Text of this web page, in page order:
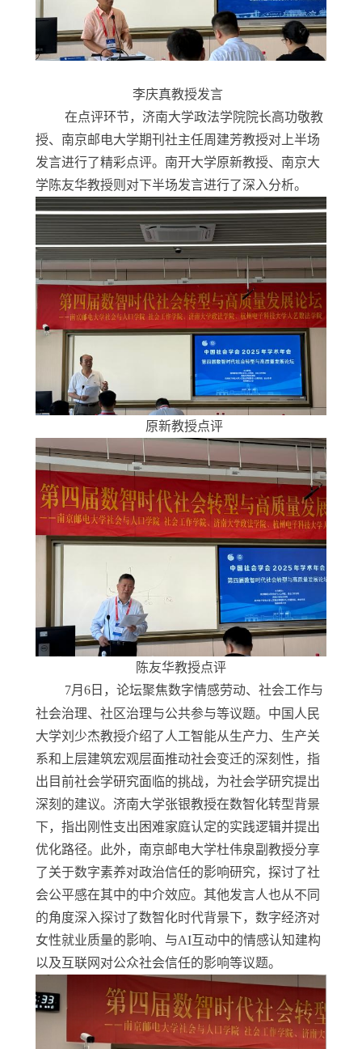
李庆真教授发言
在点评环节，济南大学政法学院院长高功敬教
授、 南京邮电大学期刊社主任周建芳教授对上半场
发言进行了精彩点评。南开大学原新教授、 南京大
学陈友华教授则对下半场发言进行了深入分析。
原新教授点评
陈友华教授点评
7月 6 日，论坛聚焦数字情感劳动、社会工作与
社会治理、社区治理与公共参与等议题。 中国人民
大学刘少杰教授介绍了人工智能从生产力、生产关
系和上层建筑宏观层面推动社会变迁的深刻性，指
出目前社会学研究面临的挑战，为社会学研究提出
深刻的建议。济南大学张银教授在数智化转型背景
下，指出刚性支出困难家庭认定的实践逻辑并提出
优化路径。此外，南京邮电大学杜伟泉副教授分享
了关于数字素养对政治信任的影响研究，探讨了社
会公平感在其中的中介效应。其他发言人也从不同
的角度深入探讨了数智化时代背景下，数字经济对
女性就业质量的影响、与AI互动中的情感认知建构
以及互联网对公众社会信任的影响等议题。